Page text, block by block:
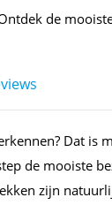
de
Dat is
de mooiste
zijn